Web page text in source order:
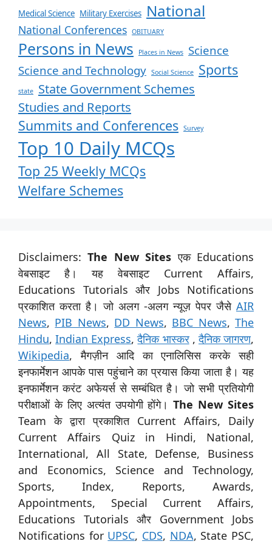
Medical Science Military Exercises National
National Conferences OBITUARY
Persons in News Places in News
Science
Science and Technology Social Science Sports
state
State Government Schemes
Studies and Reports
Summits and Conferences Survey
Top 10 Daily MCQs
Top 25 Weekly MCQs
Welfare Schemes
Disclaimers:The New Sites एक Educations
वेबसाइट है। यह वेबसाइट Current Affairs,
Educations Tutorials और Jobs Notifications
प्रकाशित करता है। जो अलग -अलग न्यूज़ पेपर जैसे AIR
News, PIB News, DD News, BBC News,The
Hindu,Indian Express,दैनिक भास्कर,दैनिक जागरण,
Wikipedia, मैगज़ीन आदि का एनालिसिस करके सही
इनफार्मेशन आपके पास पहुंचाने का प्रयास किया जाता है। यह
इनफार्मेशन करंट अफेयर्स से सम्बंधित है। जो सभी प्रतियोगी
परीक्षाओं के लिए अत्यंत उपयोगी होंगे।The New Sites
Team के द्वारा प्रकाशित Current Affairs, Daily
Current Affairs Quiz in Hindi, National,
International, All State, Defense, Business
and Economics, Science and Technology,
Sports, Index, Reports, Awards,
Appointments, Special Current Affairs,
Educations Tutorials और Government Jobs
Notifications for UPSC, CDS, NDA, State PSC,